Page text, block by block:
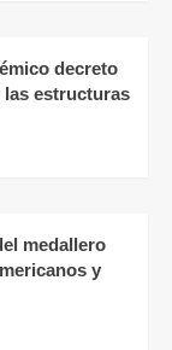
decreto
las estructuras
medallero
y